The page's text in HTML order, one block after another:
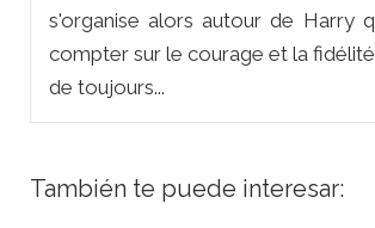
s'organise alors autour de Harry
compter sur le courage et la
de toujours...
También te puede interesar: